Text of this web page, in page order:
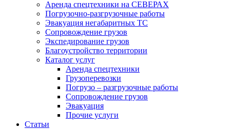
Аренда спецтехники на СЕВЕРАХ
Погрузочно-разгрузочные работы
Эвакуация негабаритных ТС
Сопровождение грузов
Экспедирование грузов
Благоустройство территории
Каталог услуг
Аренда спецтехники
Грузоперевозки
Погрузо – разгрузочные работы
Сопровождение грузов
Эвакуация
Прочие услуги
Статьи